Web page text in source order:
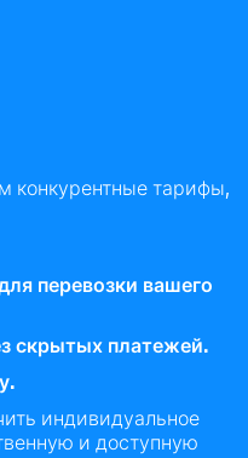
конкурентные тарифы,
перевозки вашего
скрытых платежей.
индивидуальное
и доступную